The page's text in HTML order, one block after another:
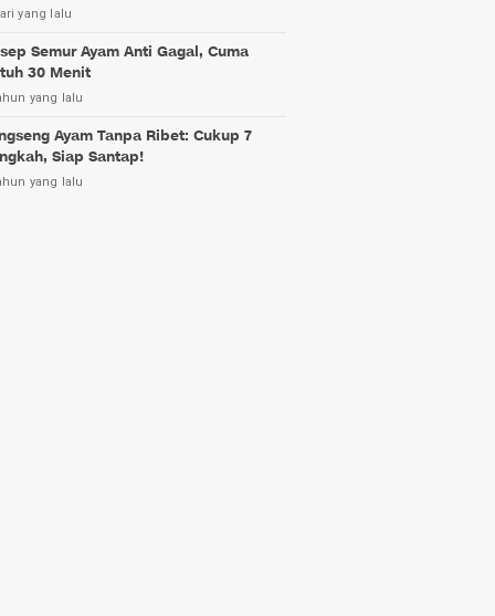
yang lalu
Semur Ayam Anti Gagal, Cuma
30 Menit
yang lalu
Ayam Tanpa Ribet: Cukup 7
Siap Santap!
yang lalu